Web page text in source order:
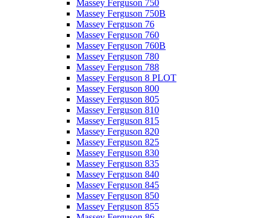
Massey Ferguson 750
Massey Ferguson 750B
Massey Ferguson 76
Massey Ferguson 760
Massey Ferguson 760B
Massey Ferguson 780
Massey Ferguson 788
Massey Ferguson 8 PLOT
Massey Ferguson 800
Massey Ferguson 805
Massey Ferguson 810
Massey Ferguson 815
Massey Ferguson 820
Massey Ferguson 825
Massey Ferguson 830
Massey Ferguson 835
Massey Ferguson 840
Massey Ferguson 845
Massey Ferguson 850
Massey Ferguson 855